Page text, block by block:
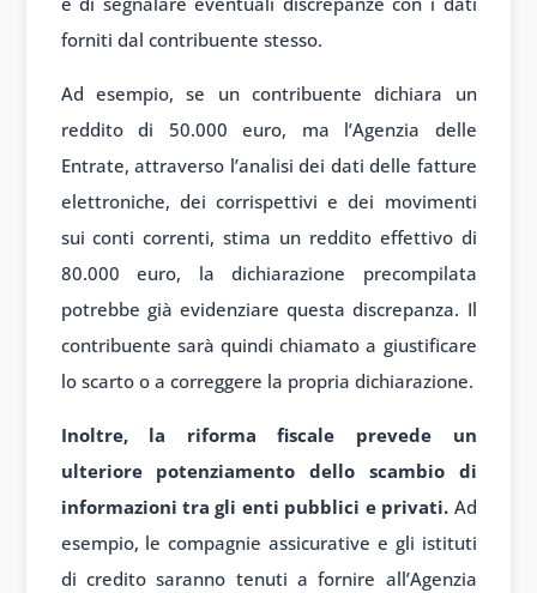
forniti dal contribuente stesso.
Ad esempio, se un contribuente dichiara un
reddito di 50.000 euro, ma l’Agenzia delle
Entrate, attraverso l’analisi dei dati delle fatture
elettroniche, dei corrispettivi e dei movimenti
sui conti correnti, stima un reddito effettivo di
80.000 euro, la dichiarazione precompilata
potrebbe già evidenziare questa discrepanza. Il
contribuente sarà quindi chiamato a giustificare
lo scarto o a correggere la propria dichiarazione.
Inoltre, la riforma fiscale prevede un
ulteriore potenziamento dello scambio di
informazioni tra gli enti pubblici e privati. Ad
esempio, le compagnie assicurative e gli istituti
di credito saranno tenuti a fornire all’Agenzia